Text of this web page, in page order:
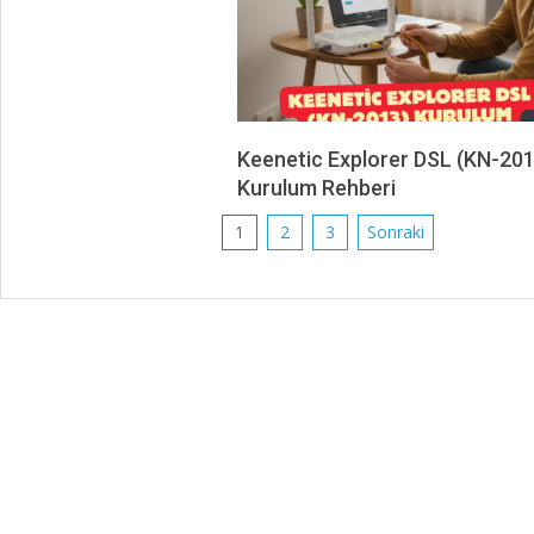
Keenetic Explorer DSL (KN-
Kurulum Rehberi
2026-
03-
Yazı
1 2 3 Sonraki